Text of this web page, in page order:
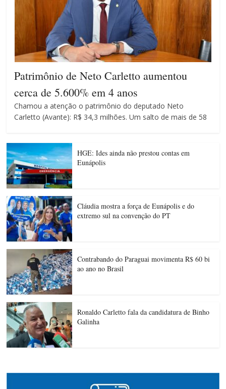
Patrimônio de Neto Carletto aumentou
cerca de 5.600% em 4 anos
Chamou a atenção o patrimônio do deputado Neto
Carletto (Avante): R$ 34,3 milhões. Um salto de mais de 58
HGE: Ides ainda não prestou contas em
Eunápolis
Cláudia mostra a força de Eunápolis e do
extremo sul na convenção do PT
Contrabando do Paraguai movimenta R$ 60 bi
ao ano no Brasil
Ronaldo Carletto fala da candidatura de Binho
Galinha